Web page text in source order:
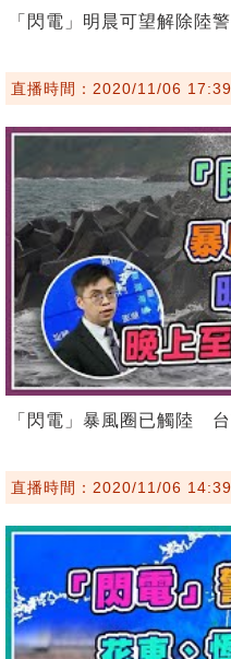
「閃電」明晨可望解除陸
直播時間：2020/11/06 17:39
「閃電」暴風圈已觸陸
直播時間：2020/11/06 14:39